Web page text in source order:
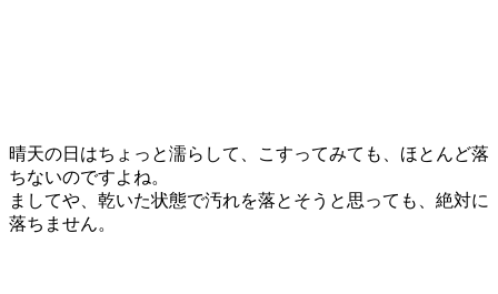
晴天の日はちょっと濡らして、こすってみても、ほとんど落
ちないのですよね。
ましてや、乾いた状態で汚れを落とそうと思っても、絶対に
落ちません。